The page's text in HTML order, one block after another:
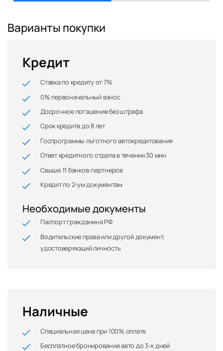
Варианты покупки
Кредит
Ставка по кредиту от 7%
0% первоначальный взнос
Досрочное погашение без штрафа
Срок кредита до 8 лет
Госпрограммы льготного автокредитования
Ответ кредитного отдела в течении 30 мин
Свыше 11 банков-партнеров
Кредит по 2-ум документам
Необходимые документы
Паспорт гражданина РФ
Водительские права или другой документ,
удостоверяющий личность
Наличные
Специальная цена при 100% оплате
Бесплатное бронирование авто до 3-х дней